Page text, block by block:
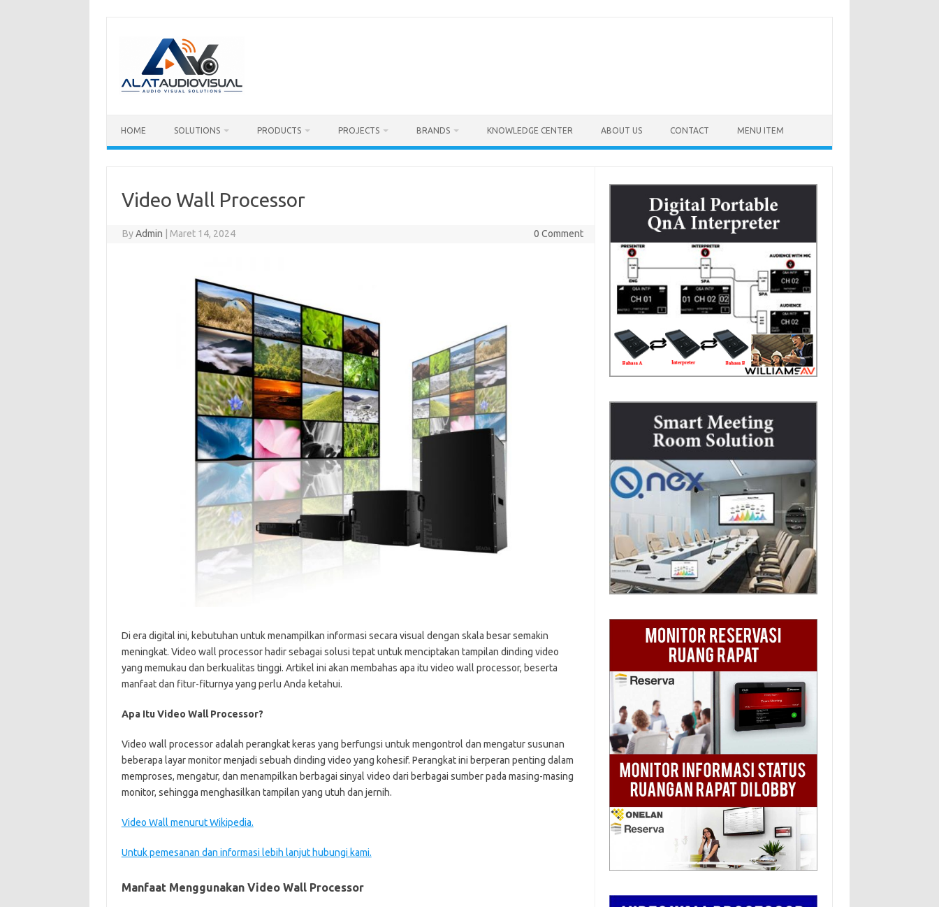
HOME SOLUTIONS PRODUCTS PROJECTS BRANDS KNOWLEDGE CENTER ABOUT US CONTACT MENU ITEM
Video Wall Processor
ByAdmin Maret 14, 2024 0 Comment
Di era digital ini, kebutuhan untuk menampilkan informasi secara visual dengan skala besar semakin
meningkat. Video wall processor hadir sebagai solusi tepat untuk menciptakan tampilan dinding video
yang memukau dan berkualitas tinggi. Artikel ini akan membahas apa itu video wall processor, beserta
manfaat dan fitur-fiturnya yang perlu Anda ketahui.
Apa Itu Video Wall Processor?
Video wall processor adalah perangkat keras yang berfungsi untuk mengontrol dan mengatur susunan
beberapa layar monitor menjadi sebuah dinding video yang kohesif. Perangkat ini berperan penting dalam
memproses, mengatur, dan menampilkan berbagai sinyal video dari berbagai sumber pada masing-masing
monitor, sehingga menghasilkan tampilan yang utuh dan jernih.
Video Wall menurut Wikipedia.
Untuk pemesanan dan informasi lebih lanjut hubungi kami.
Manfaat Menggunakan Video Wall Processor